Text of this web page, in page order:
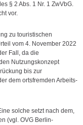
§ 2 Abs. 1 Nr. 1 ZwVbG.
vor.
zu touristischen
vom 4. November 2022
Fall, da die
Nutzungskonzept
bis zur
dem ortsfremden Arbeits-
solche setzt nach dem,
(vgl. OVG Berlin-